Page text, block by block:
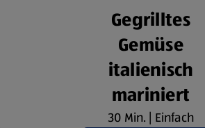
Gegrilltes
Gemüse
italienisch
mariniert
30 Min. | Einfach